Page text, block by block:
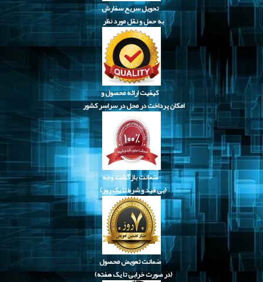
تحویل سریع سفارش
به حمل و نقل مورد نظر
کیفیت ارائه محصول و
امکان پرداخت در محل در سراسر کشور
ضمانت بازگشت وجه
(بی قید و شرط تا یک روز)
ضمانت تعویض محصول
(در صورت خرابی تا یک هفته)